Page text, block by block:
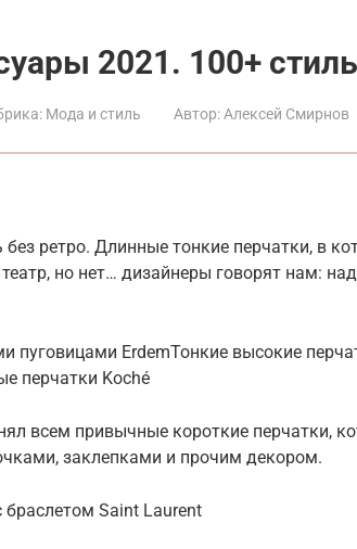
2021. 100+
Мода и стиль Автор: Алексей Смирнов
ретро. Длинные тонкие перчатки, в
но нет… дизайнеры говорят нам:
пуговицами ErdemТонкие высокие
перчатки Koché
всем привычные короткие перчатки,
заклепками и прочим декором.
браслетом Saint Laurent